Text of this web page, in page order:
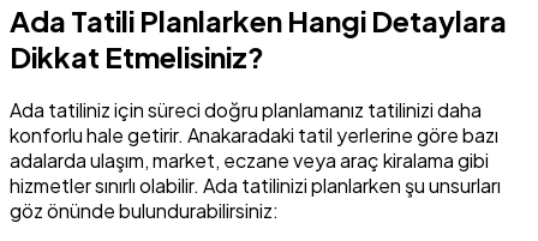
Ada Tatili Planlarken Hangi Detaylara
Dikkat Etmelisiniz?
Ada tatiliniz için süreci doğru planlamanız tatilinizi daha
konforlu hale getirir. Anakaradaki tatil yerlerine göre bazı
adalarda ulaşım, market, eczane veya araç kiralama gibi
hizmetler sınırlı olabilir. Ada tatilinizi planlarken şu unsurları
göz önünde bulundurabilirsiniz: